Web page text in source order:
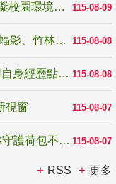
115-08-09
國教署補助22縣市積極推動「改善無障礙校園環境計畫」 打造友善、安全、無礙學習空間
115-08-08
青年壯遊點精選夏夜限定避暑提案 漫天蝠影、竹林尋蛙、茶香夜觀 邀青年暮色出發
115-08-08
教育家人物典範 發明大王林永禎教授 用自身經歷點亮學生的路
115-08-07
115-08-07
反詐騙宣導_防詐有道，霹靂布袋戲陪你守護荷包不受騙
RSS 更多